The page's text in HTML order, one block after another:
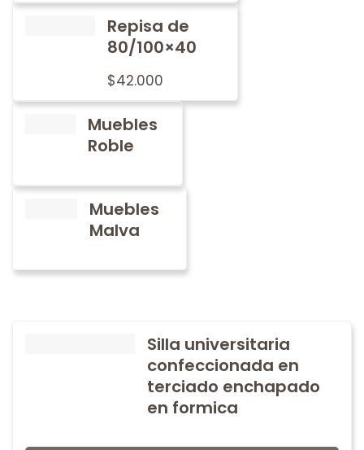
Repisa de
80/100×40
$42.000
Muebles
Roble
Muebles
Malva
Silla universitaria
confeccionada en
terciado enchapado
en formica